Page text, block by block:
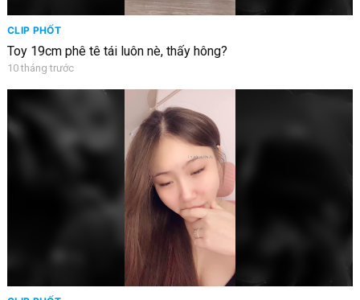
CLIP PHỐT
Toy 19cm phê tê tái luôn nè, thấy hông?
10 tháng trước